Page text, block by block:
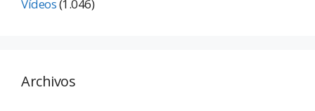
Vídeos(1.046)
Archivos